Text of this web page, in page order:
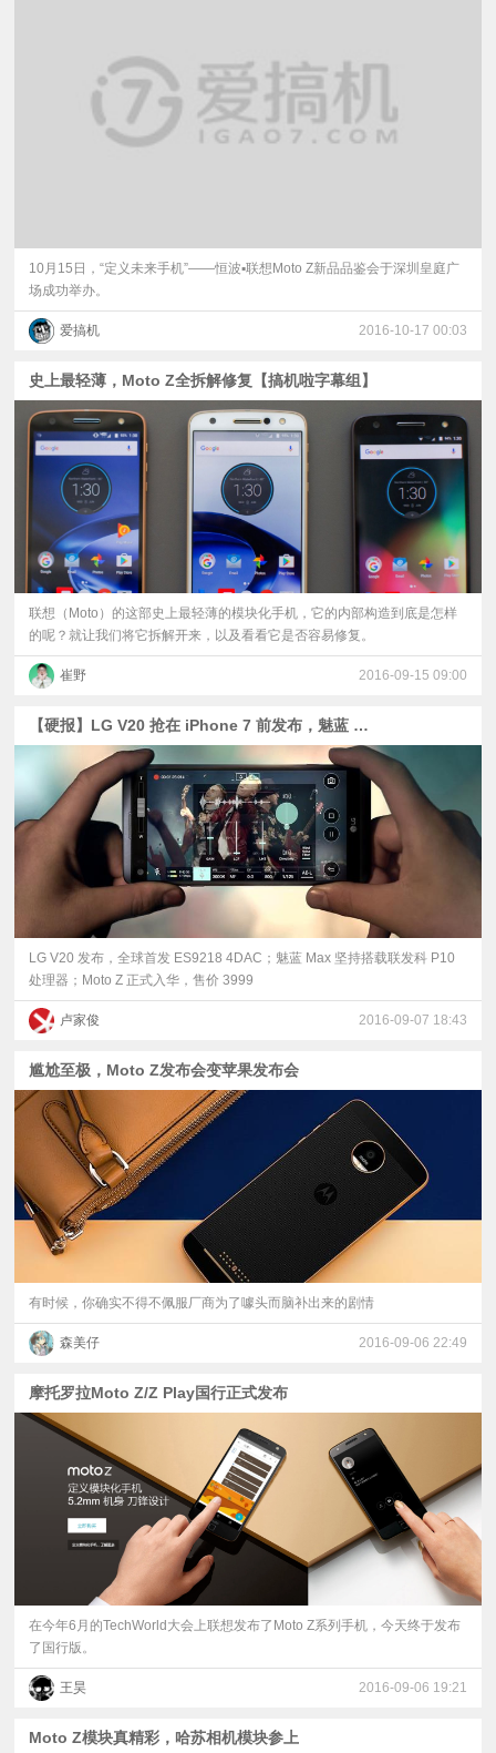
10月15日，“定义未来手机”——恒波▪联想Moto Z新品品鉴会于深圳皇庭广
场成功举办。
爱搞机 2016-10-17 00:03
史上最轻薄，Moto Z全拆解修复【搞机啦字幕组】
联想（Moto）的这部史上最轻薄的模块化手机，它的内部构造到底是怎样
的呢？就让我们将它拆解开来，以及看看它是否容易修复。
崔野 2016-09-15 09:00
【硬报】LG V20 抢在 iPhone 7 前发布，魅蓝 Max 坚持 P10 处理器
LG V20 发布，全球首发 ES9218 4DAC；魅蓝 Max 坚持搭载联发科 P10
处理器；Moto Z 正式入华，售价 3999
卢家俊 2016-09-07 18:43
尴尬至极，Moto Z发布会变苹果发布会
有时候，你确实不得不佩服厂商为了噱头而脑补出来的剧情
森美仔 2016-09-06 22:49
摩托罗拉Moto Z/Z Play国行正式发布
在今年6月的TechWorld大会上联想发布了Moto Z系列手机，今天终于发布
了国行版。
王昊 2016-09-06 19:21
Moto Z模块真精彩，哈苏相机模块参上